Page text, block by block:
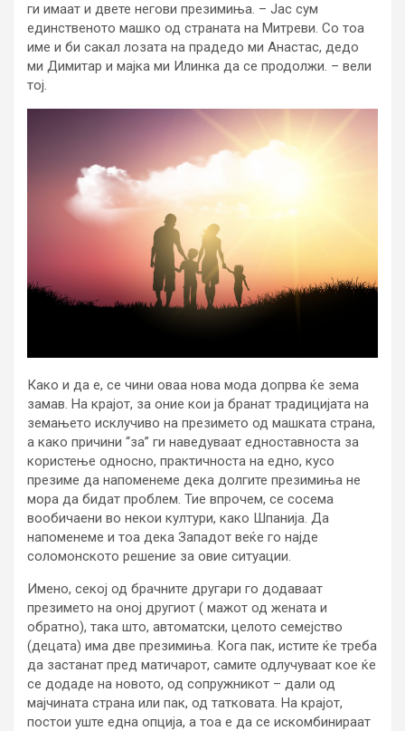
ги имаат и двете негови презимиња. – Јас сум
единственото машко од страната на Митреви. Со тоа
име и би сакал лозата на прадедо ми Анастас, дедо
ми Димитар и мајка ми Илинка да се продолжи. – вели
тој.
Како и да е, се чини оваа нова мода допрва ќе зема
замав. На крајот, за оние кои ја бранат традицијата на
земањето исклучиво на презимето од машката страна,
а како причини “за” ги наведуваат едноставноста за
користење односно, практичноста на едно, кусо
презиме да напоменеме дека долгите презимиња не
мора да бидат проблем. Тие впрочем, се сосема
вообичаени во некои култури, како Шпанија. Да
напоменеме и тоа дека Западот веќе го најде
соломонското решение за овие ситуации.
Имено, секој од брачните другари го додаваат
презимето на оној другиот ( мажот од жената и
обратно), така што, автоматски, целото семејство
(децата) има две презимиња. Кога пак, истите ќе треба
да застанат пред матичарот, самите одлучуваат кое ќе
се додаде на новото, од сопружникот – дали од
мајчината страна или пак, од татковата. На крајот,
постои уште една опција, а тоа е да се искомбинираат